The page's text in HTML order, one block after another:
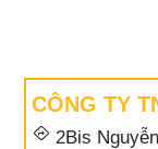
CÔNG TY
2Bis